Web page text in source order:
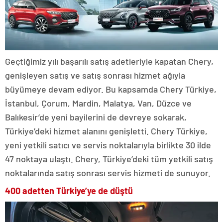
Geçtiğimiz yılı başarılı satış adetleriyle kapatan Chery,
genişleyen satış ve satış sonrası hizmet ağıyla
büyümeye devam ediyor. Bu kapsamda Chery Türkiye,
İstanbul, Çorum, Mardin, Malatya, Van, Düzce ve
Balıkesir’de yeni bayilerini de devreye sokarak,
Türkiye’deki hizmet alanını genişletti. Chery Türkiye,
yeni yetkili satıcı ve servis noktalarıyla birlikte 30 ilde
47 noktaya ulaştı. Chery, Türkiye’deki tüm yetkili satış
noktalarında satış sonrası servis hizmeti de sunuyor.
400 adetten Türkiye’ye de düştü